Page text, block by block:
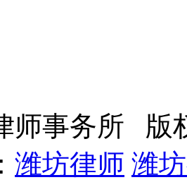
师事务所 版
潍坊律师 潍